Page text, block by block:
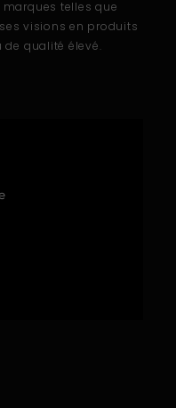
telles que
visions en produits
de qualité élevé.